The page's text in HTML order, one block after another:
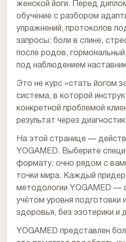
женской йоги. Перед
обучение с разбором
упражнений, протоколов
запросы: боли в спине,
после родов,
под наблюдением
Это не курс «стать йогом
система, в которой
конкретной проблемой
результат через
На этой странице —
YOGAMED. Выберите
формату: очно рядом с
точки мира. Каждый
методологии YOGAMED —
учётом уровня подготовки
здоровья, без эзотерики и
YOGAMED представлен